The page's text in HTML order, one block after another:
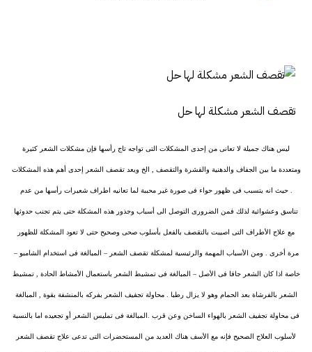
تقصف الشعر مشكلة لها حل
ليس هناك جميلة لا تعانى من إحدى المشكلات التى تواجه تاج رأسها فإن مشكلات الشعر كثيرة
ومتعددة ما بين الجفاف والدهنية والقشرة والتقصف , الخ ويعد تقصف الشعر إحدى أهم هذه المشكلات
. حيث انه يتسبب فى ظهور حواء فى صورة غير محببة لما تعانيه اطراف شعيرات رأسها من عدم
تناسق وعشوائية لذلك فمن الضرورى التوصل الى أسباب وجذور هذه المشكلة حتى يتم تجنب حدوثها
مع علاج الأطراف التى اصيبت بالتقصف بالفعل بأسلوب صحى وصحيح حتى لا تعود المشكلة للظهور
مرة أخرى . ومن الأسباب المهمة والرئيسية لمشكلة تقصف الشعر – المبالغة فى استخدام الشامبو –
خاصة اذا كان الشعر جافا فى الأصل – المبالغة فى تمشيط الشعر باستعمال الأمشاط الحادة , تمشيط
الشعر بالفرشاة بعد الحمام وهو لا يزال رطبا . محاولة تجفيف الشعر بفركه بالمنشفة بقوة , المبالغة
فى محاولة تجفيف الشعر بالهواء الساخن وعن قرب .المبالغة فى تمليس الشعر أو تجعيده اما بالنسبة
لأسلوب العلاج الصحيح فإنه مع الأسف هناك العديد من المستحضرات التى تدعى علاج تقصف الشعر